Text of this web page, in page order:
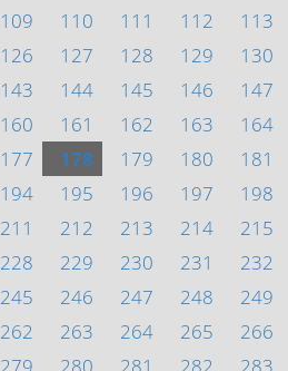
109 110 111 112 113
126 127 128 129 130
143 144 145 146 147
160 161 162 163 164
177 178 179 180 181
194 195 196 197 198
211 212 213 214 215
228 229 230 231 232
245 246 247 248 249
262 263 264 265 266